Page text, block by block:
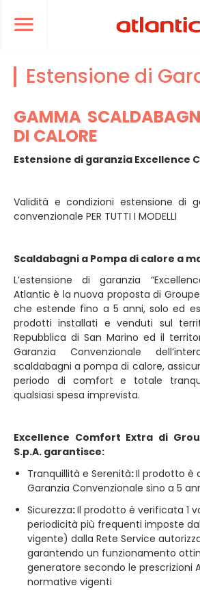
Ouvrir le menu de navigation
le menu de navigation
Estensione di
GAMMA
DI CALORE
Estensione di garanzia Excellence
Validità e condizioni estensione di
convenzionale PER TUTTI I MODELLI
Scaldabagni a Pompa di calore a
L’estensione di garanzia
Atlantic è la nuova proposta di
che estende fino a 5 anni, solo ed
prodotti installati e venduti sul
Repubblica di San Marino ed il
Garanzia Convenzionale
scaldabagni a pompa di calore,
periodo di comfort e totale
qualsiasi spesa imprevista.
Excellence Comfort Extra di
S.p.A. garantisce:
Tranquillità e Serenità:Il prodotto è
Garanzia Convenzionale sino a 5
Sicurezza:Il prodotto è verificata 1
periodicità più frequenti imposte
vigente) dalla Rete Service
garantendo un funzionamento
generatore secondo le prescrizioni
normative vigenti